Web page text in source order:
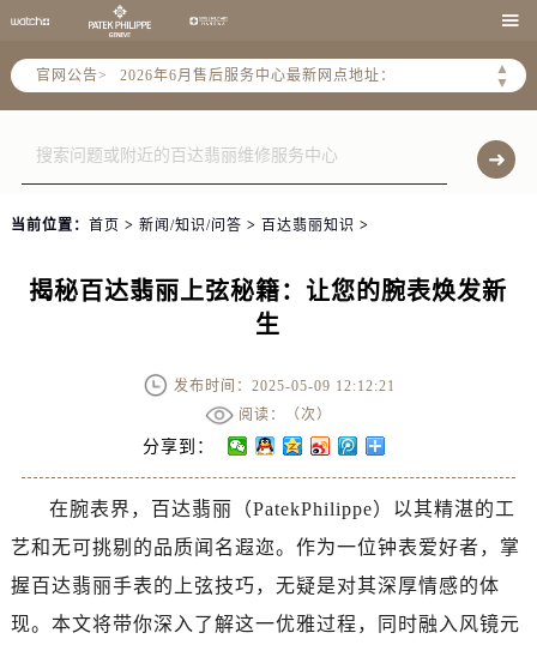

官网公告>
▲
▼
2026年6月北京市售后服务网络优化升级公告
2026年6月北京市官方售后客户服务热线：
2026年6月售后服务中心最新网点地址：
北京市东城区东长安街1号东方广场写字楼W3座6层602室（需提前预约）
北京市朝阳区建国门外大街甲6号华熙国际中心写字楼D座11层1102室（需提前预约）
北京市朝阳区建国门外大街甲6号华熙国际中心D座11层1102室售后服务中心（需提前预约）
当前位置： 首页 > 新闻/知识/问答 > 百达翡丽知识 >
揭秘百达翡丽上弦秘籍：让您的腕表焕发新
生
发布时间：2025-05-09 12:12:21
阅读：（次）
分享到：
在腕表界，百达翡丽（PatekPhilippe）以其精湛的工
艺和无可挑剔的品质闻名遐迩。作为一位钟表爱好者，掌
握百达翡丽手表的上弦技巧，无疑是对其深厚情感的体
现。本文将带你深入了解这一优雅过程，同时融入风镜元